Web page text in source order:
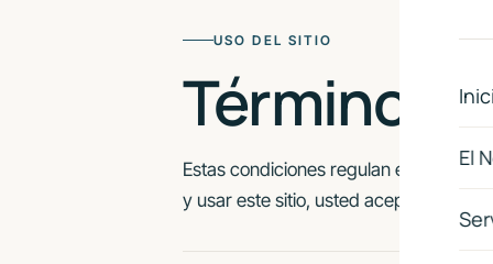
El
USO DEL SITIO
Términos
Estas condiciones regulan el uso del
y usar este sitio, usted acepta lo aquí